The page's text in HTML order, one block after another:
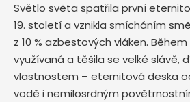
Světlo světa spatřila první
19. století a vznikla smícháním
z 10 % azbestových vláken.
využívaná a těšila se velké slávě,
vlastnostem – eternitová deska
vodě i nemilosrdným